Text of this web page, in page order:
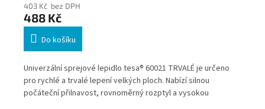
403 Kč bez DPH
488 Kč
Do košíku
Univerzální sprejové lepidlo tesa® 60021 TRVALÉ je určeno
pro rychlé a trvalé lepení velkých ploch. Nabízí silnou
počáteční přilnavost, rovnoměrný rozptyl a vysokou